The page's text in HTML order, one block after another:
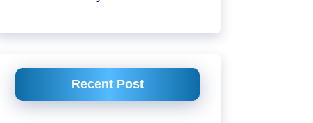
Recent Post